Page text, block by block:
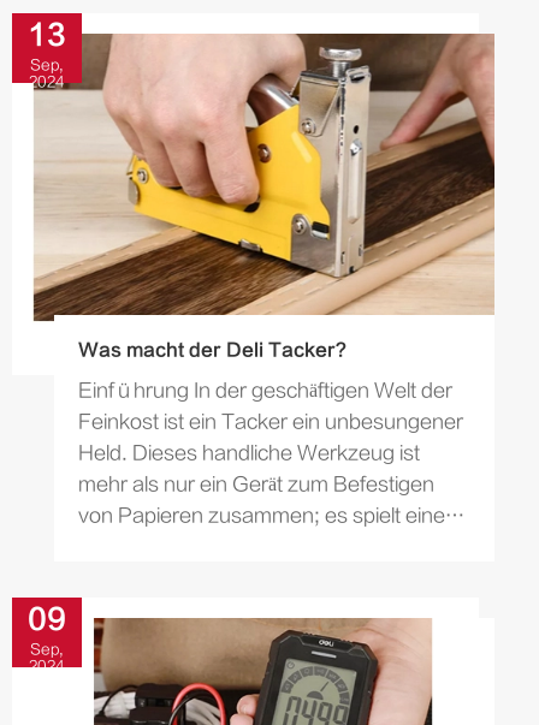
13
Sep,
2024
Was macht der Deli Tacker?
Einführung In der geschäftigen Welt der
Feinkost ist ein Tacker ein unbesungener
Held. Dieses handliche Werkzeug ist
mehr als nur ein Gerät zum Befestigen
von Papieren zusammen; es spielt eine
09
Sep,
2024